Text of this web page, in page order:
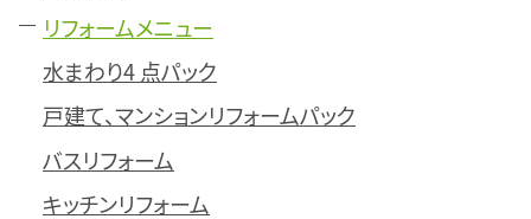
リフォームメニュー
水まわり4 点パック
戸建て、マンションリフォームパック
バスリフォーム
キッチンリフォーム